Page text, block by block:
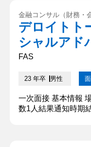
自身もこのように就
会社を継ぐものがい
め、これま...
金融コンサル（財務・
デロイトト
シャルアド
FAS
23 年卒 男性
一次面接 基本情報
数1人結果通知時期